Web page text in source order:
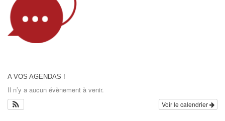
A VOS AGENDAS !
Il n’y a aucun évènement à venir.
Voir le calendrier